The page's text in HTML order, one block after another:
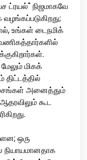
ட்ரயல்" நிஜமாகவே
உங்கள் டைநமிக்
வணிகத்தார்களில்
மிகக்
திட்டத்தில்
அனைத்தும்
கூட
ஒரு